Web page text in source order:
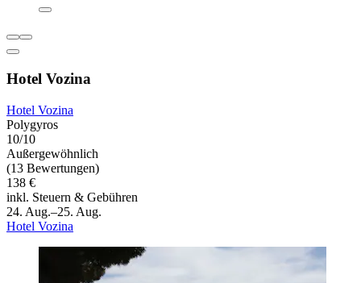
Hotel Vozina
Hotel Vozina
Polygyros
10/10
Außergewöhnlich
(13 Bewertungen)
138 €
inkl. Steuern & Gebühren
24. Aug.–25. Aug.
Hotel Vozina